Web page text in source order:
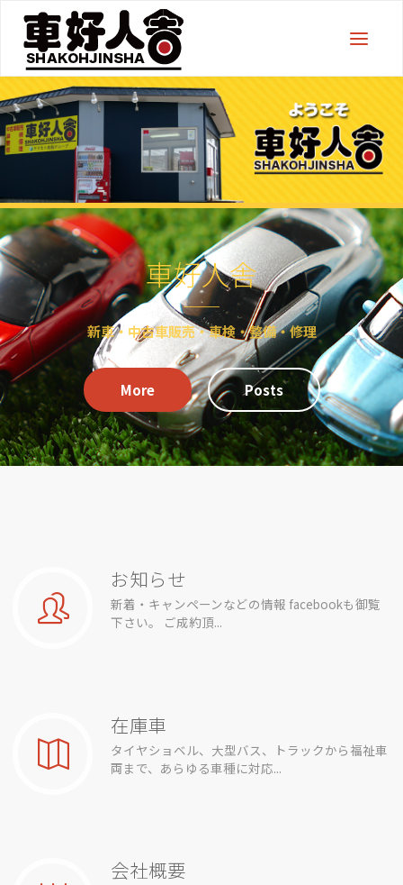
車好人舎
新車・中古車販売・車検・整備・修理
More Posts
お知らせ
新着・キャンペーンなどの情報 facebookも御覧
下さい。 ご成約頂...
在庫車
タイヤショベル、大型バス、トラックから福祉車
両まで、あらゆる車種に対応...
会社概要